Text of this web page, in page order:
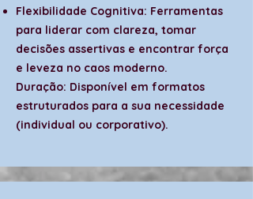
Flexibilidade Cognitiva: Ferramentas
para liderar com clareza, tomar
decisões assertivas e encontrar força
e leveza no caos moderno.
Duração: Disponível em formatos
estruturados para a sua necessidade
(individual ou corporativo).